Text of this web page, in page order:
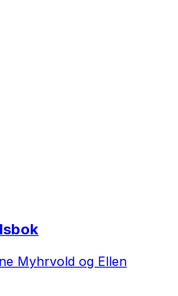
Myhrvold og Ellen